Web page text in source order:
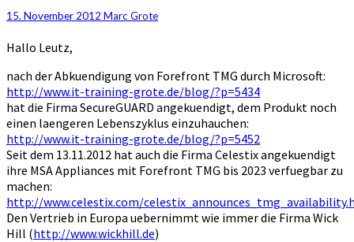
Roadmaps
–
Teil
III
–
Laengeres
Leben
fuer
TMG?
15. November 2012 Marc Grote
Hallo Leutz,
nach der Abkuendigung von Forefront TMG durch Microsoft:
http://www.it-training-grote.de/blog/?p=5434
hat die Firma SecureGUARD angekuendigt, dem Produkt noch
einen laengeren Lebenszyklus einzuhauchen:
http://www.it-training-grote.de/blog/?p=5452
Seit dem 13.11.2012 hat auch die Firma Celestix angekuendigt
ihre MSA Appliances mit Forefront TMG bis 2023 verfuegbar zu
machen:
http://www.celestix.com/
Den Vertrieb in Europa uebernimmt wie immer die Firma Wick
Hill (http://www.wickhill.de)